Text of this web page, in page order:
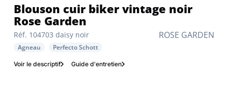
ROSE GARDEN
Réf. 104703 daisy noir
Blouson cuir biker vintage noir
Rose Garden
Agneau Perfecto Schott
Voir le descriptif Guide d'entretien